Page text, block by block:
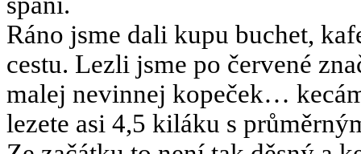
Ráno jsme dali kupu buchet,
cestu. Lezli jsme po červené
malej nevinnej kopeček…
lezete asi 4,5 kiláku s